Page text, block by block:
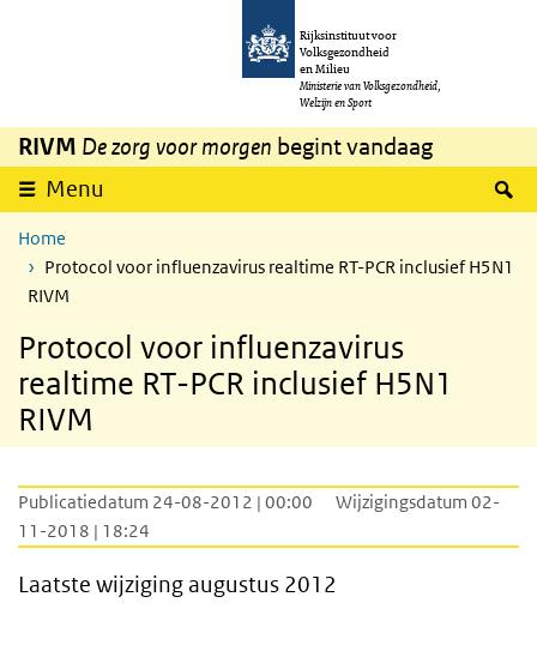
Overslaan en naar de inhoud gaan
Rijksinstituut voor
Volksgezondheid
en Milieu
Ministerie van Volksgezondheid,
Welzijn en Sport
RIVM De zorg voor morgen begint vandaag
Menu
Home
Protocol voor influenzavirus realtime RT-PCR inclusief H5N1
RIVM
Protocol voor influenzavirus
realtime RT-PCR inclusief H5N1
RIVM
Publicatiedatum 24-08-2012 | 00:00
Wijzigingsdatum 02-
11-2018 | 18:24
Laatste wijziging augustus 2012